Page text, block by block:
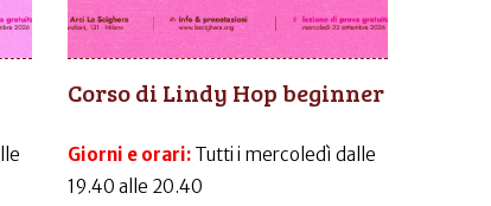
Corso di Lindy Hop beginner
Giorni e orari: Tutti i mercoledì dalle
19.40 alle 20.40